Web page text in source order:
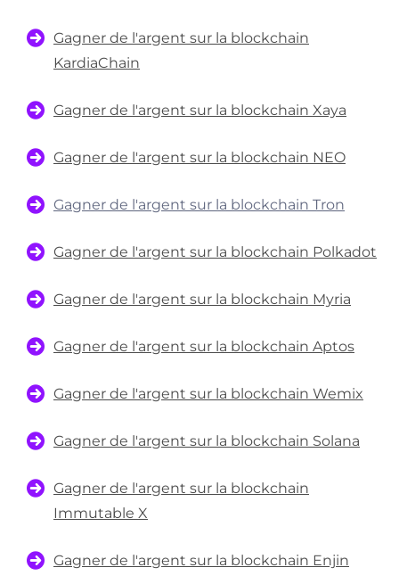
Gagner de l'argent sur la blockchain
KardiaChain
Gagner de l'argent sur la blockchain Xaya
Gagner de l'argent sur la blockchain NEO
Gagner de l'argent sur la blockchain Tron
Gagner de l'argent sur la blockchain Polkadot
Gagner de l'argent sur la blockchain Myria
Gagner de l'argent sur la blockchain Aptos
Gagner de l'argent sur la blockchain Wemix
Gagner de l'argent sur la blockchain Solana
Gagner de l'argent sur la blockchain
Immutable X
Gagner de l'argent sur la blockchain Enjin